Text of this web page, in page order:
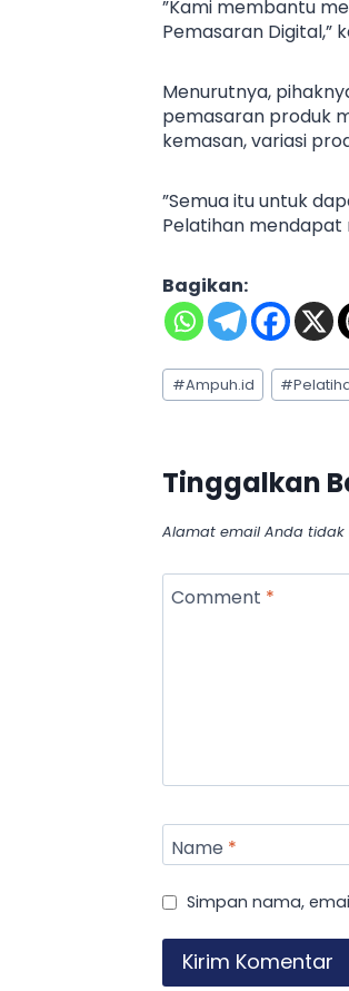
”Kami membantu
Pemasaran Digital,”
Menurutnya,
pemasaran produk
kemasan, variasi
”Semua itu untuk
Pelatihan mendapat
Bagikan:
Post
Tags:
#Ampuh.id #
Tinggalkan
Alamat email Anda tidak
Comment *
Name *
Simpan nama,